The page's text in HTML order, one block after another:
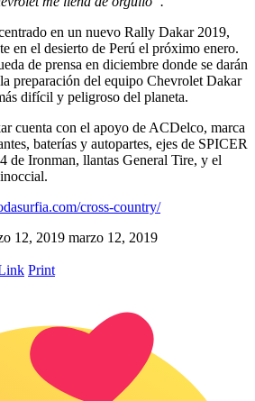
en un nuevo Rally Dakar 2019,
en el desierto de Perú el próximo enero.
de prensa en diciembre donde se darán
preparación del equipo Chevrolet Dakar
difícil y peligroso del planeta.
cuenta con el apoyo de ACDelco, marca
baterías y autopartes, ejes de SPICER
de Ironman, llantas General Tire, y el
cross-country/
12, 2019 marzo 12, 2019
Print